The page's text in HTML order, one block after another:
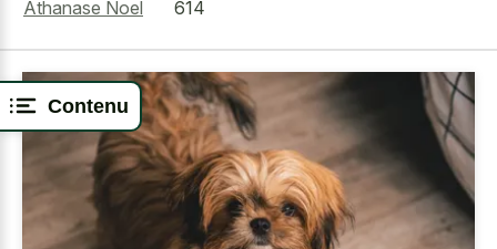
Contenu
Athanase Noel
614